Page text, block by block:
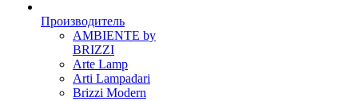
Производитель
AMBIENTE by
BRIZZI
Arte Lamp
Arti Lampadari
Brizzi Modern